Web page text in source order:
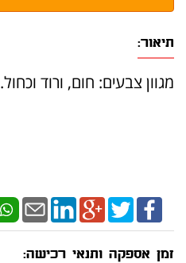
תיאור:
מגוון צבעים: חום, ורוד וכחול.
זמן אספקה ותנאי רכישה: